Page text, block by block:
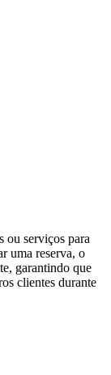
ou serviços para
uma reserva, o
garantindo que
clientes durante